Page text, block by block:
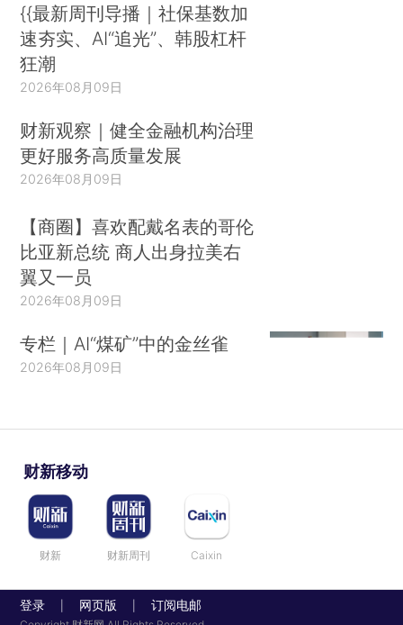
{{最新周刊导播｜社保基数加
速夯实、AI“追光”、韩股杠杆
狂潮
2026年08月09日
财新观察｜健全金融机构治理
更好服务高质量发展
2026年08月09日
【商圈】喜欢配戴名表的哥伦
比亚新总统 商人出身拉美右
翼又一员
2026年08月09日
专栏｜AI“煤矿”中的金丝雀
2026年08月09日
财新移动
财新 财新周刊 Caixin
登录 网页版 订阅电邮